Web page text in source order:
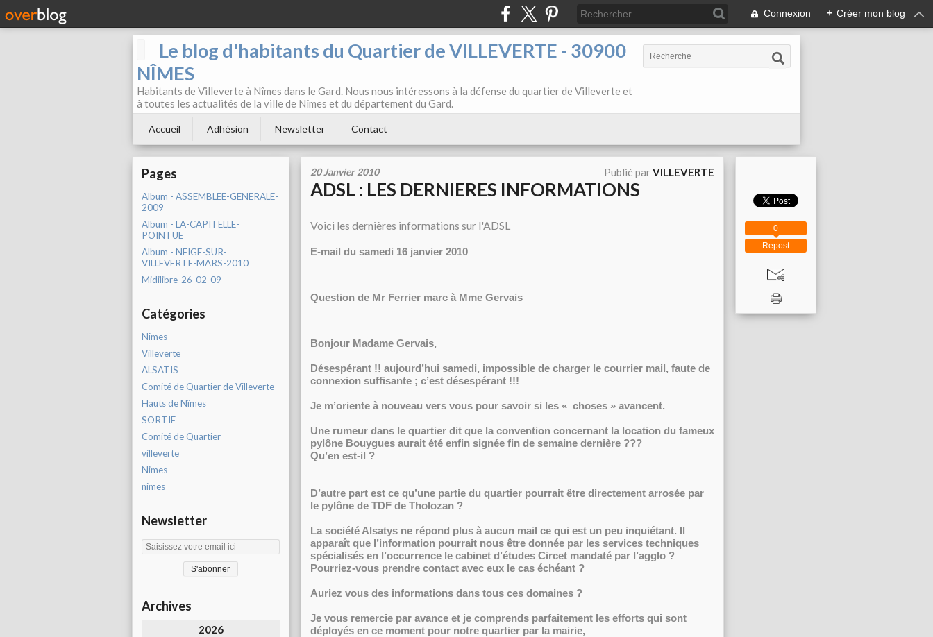
Connexion + Créer mon blog
Le blog d'habitants du Quartier de VILLEVERTE - 30900
NÎMES
Habitants de Villeverte à Nîmes dans le Gard. Nous nous intéressons à la défense du quartier de Villeverte et
à toutes les actualités de la ville de Nîmes et du département du Gard.
Accueil Adhésion Newsletter Contact
Pages
Album - ASSEMBLEE-GENERALE-
2009
Album - LA-CAPITELLE-
POINTUE
Album - NEIGE-SUR-
VILLEVERTE-MARS-2010
Midilibre-26-02-09
Catégories
Nîmes
Villeverte
ALSATIS
Comité de Quartier de Villeverte
Hauts de Nîmes
SORTIE
Comité de Quartier
villeverte
Nimes
nimes
Newsletter
Archives
2026
20 Janvier 2010 Publié parVILLEVERTE
ADSL : LES DERNIERES INFORMATIONS
Voici les dernières informations sur l'ADSL
E-mail du samedi 16 janvier 2010
Question de Mr Ferrier marc à Mme Gervais
Bonjour Madame Gervais,
Désespérant !! aujourd’hui samedi, impossible de charger le courrier mail, faute de
connexion suffisante ; c’est désespérant !!!
Je m’oriente à nouveau vers vous pour savoir si les « choses » avancent.
Une rumeur dans le quartier dit que la convention concernant la location du fameux
pylône Bouygues aurait été enfin signée fin de semaine dernière ???
Qu’en est-il ?
D’autre part est ce qu’une partie du quartier pourrait être directement arrosée par
le pylône de TDF de Tholozan ?
La société Alsatys ne répond plus à aucun mail ce qui est un peu inquiétant. Il
apparaît que l’information pourrait nous être donnée par les services techniques
spécialisés en l’occurrence le cabinet d’études Circet mandaté par l’agglo ?
Pourriez-vous prendre contact avec eux le cas échéant ?
Auriez vous des informations dans tous ces domaines ?
Je vous remercie par avance et je comprends parfaitement les efforts qui sont
déployés en ce moment pour notre quartier par la mairie,
Repost
0